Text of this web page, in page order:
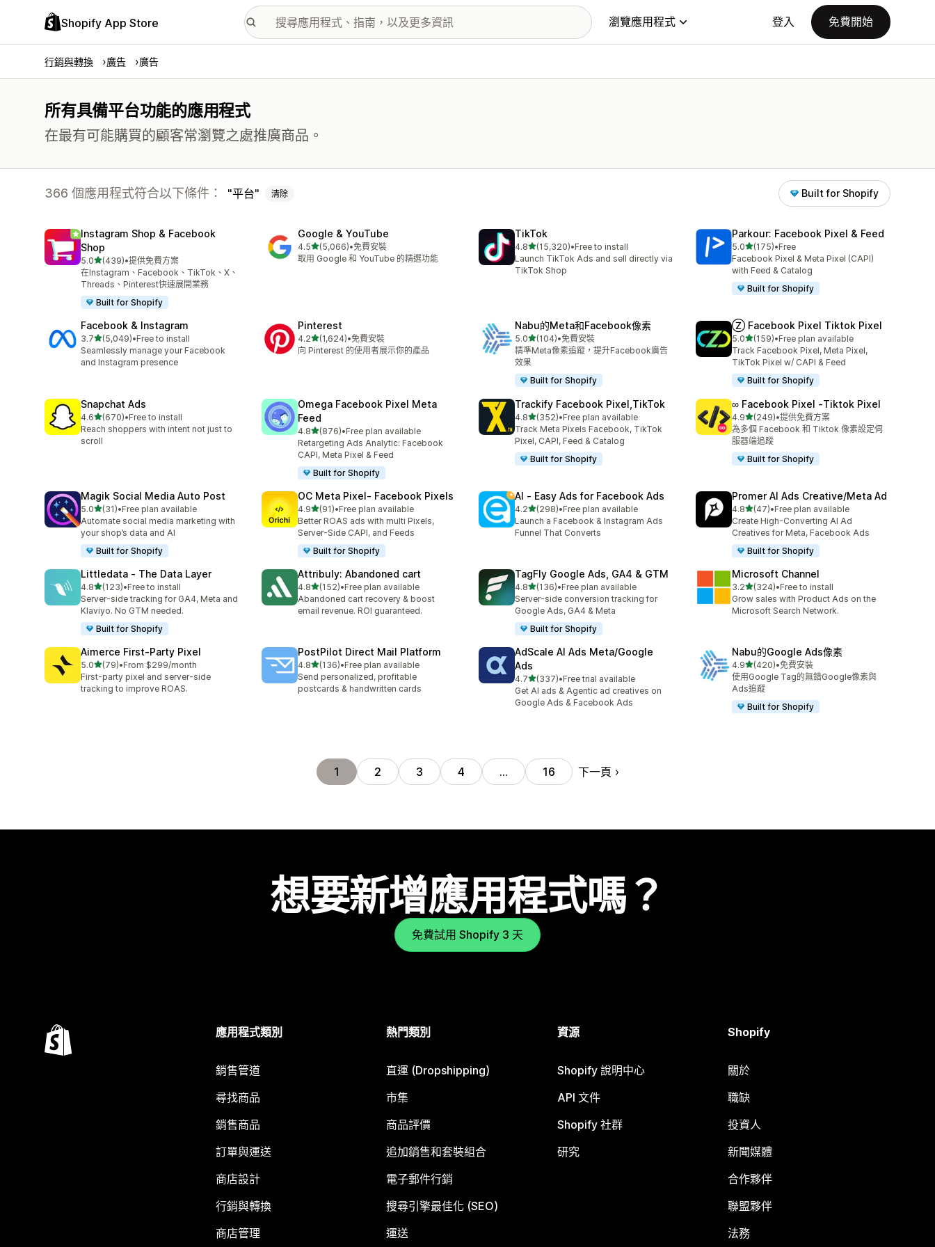
Shopify App Store 瀏覽應用程式 登入 免費開始
行銷與轉換 廣告 廣告
所有具備平台功能的應用程式
在最有可能購買的顧客常瀏覽之處推廣商品。
366 個應用程式符合以下條件： 平台 清除 Built for Shopify
Instagram Shop & Facebook
Shop
5.0滿分 5 顆星
(439)
共有 439 則評價
•提供免費方案
在Instagram、Facebook、TikTok、X、
Threads、Pinterest快速展開業務
Built for Shopify
Google & YouTube
4.5滿分 5 顆星
(5,066)
共有 5066 則評價
•免費安裝
取用 Google 和 YouTube 的精選功能
TikTok
4.8滿分 5 顆星
(15,320)
共有 15320 則評價
•Free to install
Launch TikTok Ads and sell directly via
TikTok Shop
Parkour: Facebook Pixel & Feed
5.0滿分 5 顆星
(175)
共有 175 則評價
•Free
Facebook Pixel & Meta Pixel (CAPI)
with Feed & Catalog
Built for Shopify
Facebook & Instagram
3.7滿分 5 顆星
(5,049)
共有 5049 則評價
•Free to install
Seamlessly manage your Facebook
and Instagram presence
Pinterest
4.2滿分 5 顆星
(1,624)
共有 1624 則評價
•免費安裝
向 Pinterest 的使用者展示你的產品
Nabu的Meta和Facebook像素
5.0滿分 5 顆星
(104)
共有 104 則評價
•免費安裝
精準Meta像素追蹤，提升Facebook廣告
效果
Built for Shopify
Ⓩ Facebook Pixel Tiktok Pixel
5.0滿分 5 顆星
(159)
共有 159 則評價
•Free plan available
Track Facebook Pixel, Meta Pixel,
TikTok Pixel w/ CAPI & Feed
Built for Shopify
Snapchat Ads
4.6滿分 5 顆星
(670)
共有 670 則評價
•Free to install
Reach shoppers with intent not just to
scroll
Omega Facebook Pixel Meta
Feed
4.8滿分 5 顆星
(876)
共有 876 則評價
•Free plan available
Retargeting Ads Analytic: Facebook
CAPI, Meta Pixel & Feed
Built for Shopify
Trackify Facebook Pixel,TikTok
4.8滿分 5 顆星
(352)
共有 352 則評價
•Free plan available
Track Meta Pixels Facebook, TikTok
Pixel, CAPI, Feed & Catalog
Built for Shopify
∞ Facebook Pixel ‑Tiktok Pixel
4.9滿分 5 顆星
(249)
共有 249 則評價
•提供免費方案
為多個 Facebook 和 Tiktok 像素設定伺
服器端追蹤
Built for Shopify
Magik Social Media Auto Post
5.0滿分 5 顆星
(31)
共有 31 則評價
•Free plan available
Automate social media marketing with
your shop’s data and AI
Built for Shopify
OC Meta Pixel‑ Facebook Pixels
4.9滿分 5 顆星
(91)
共有 91 則評價
•Free plan available
Better ROAS ads with multi Pixels,
Server-Side CAPI, and Feeds
Built for Shopify
AI ‑ Easy Ads for Facebook Ads
4.2滿分 5 顆星
(298)
共有 298 則評價
•Free plan available
Launch a Facebook & Instagram Ads
Funnel That Converts
Promer AI Ads Creative/Meta Ad
4.8滿分 5 顆星
(47)
共有 47 則評價
•Free plan available
Create High-Converting AI Ad
Creatives for Meta, Facebook Ads
Built for Shopify
Littledata ‑ The Data Layer
4.8滿分 5 顆星
(123)
共有 123 則評價
•Free to install
Server-side tracking for GA4, Meta and
Klaviyo. No GTM needed.
Built for Shopify
Attribuly: Abandoned cart
4.8滿分 5 顆星
(152)
共有 152 則評價
•Free plan available
Abandoned cart recovery & boost
email revenue. ROI guaranteed.
TagFly Google Ads, GA4 & GTM
4.8滿分 5 顆星
(136)
共有 136 則評價
•Free plan available
Server-side conversion tracking for
Google Ads, GA4 & Meta
Built for Shopify
Microsoft Channel
3.2滿分 5 顆星
(324)
共有 324 則評價
•Free to install
Grow sales with Product Ads on the
Microsoft Search Network.
Aimerce First‑Party Pixel
5.0滿分 5 顆星
(79)
共有 79 則評價
•From $299/month
First-party pixel and server-side
tracking to improve ROAS.
PostPilot Direct Mail Platform
4.8滿分 5 顆星
(136)
共有 136 則評價
•Free plan available
Send personalized, profitable
postcards & handwritten cards
AdScale AI Ads Meta/Google
Ads
4.7滿分 5 顆星
(337)
共有 337 則評價
•Free trial available
Get AI ads & Agentic ad creatives on
Google Ads & Facebook Ads
Nabu的Google Ads像素
4.9滿分 5 顆星
(420)
共有 420 則評價
•免費安裝
使用Google Tag的無錯Google像素與
Ads追蹤
Built for Shopify
1 2 3 4 … 16 下一頁
想要新增應用程式嗎？
免費試用 Shopify 3 天
應用程式類別
銷售管道
尋找商品
銷售商品
訂單與運送
商店設計
行銷與轉換
商店管理
熱門類別
直運 (Dropshipping)
市集
商品評價
追加銷售和套裝組合
電子郵件行銷
搜尋引擎最佳化 (SEO)
運送
資源
Shopify 說明中心
API 文件
Shopify 社群
研究
Shopify
關於
職缺
投資人
新聞媒體
合作夥伴
聯盟夥伴
法務